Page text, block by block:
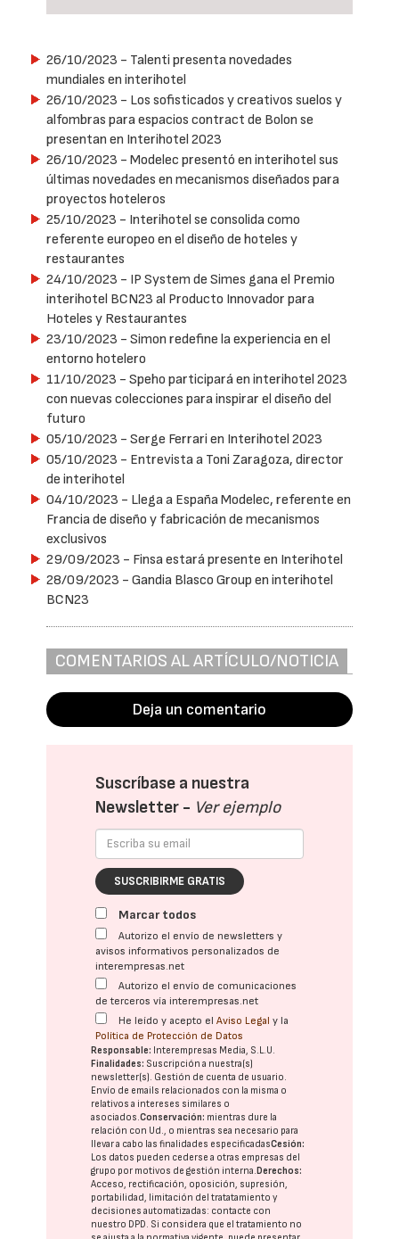
26/10/2023 - Talenti presenta novedades
mundiales en interihotel
26/10/2023 - Los sofisticados y creativos suelos y
alfombras para espacios contract de Bolon se
presentan en Interihotel 2023
26/10/2023 - Modelec presentó en interihotel sus
últimas novedades en mecanismos diseñados para
proyectos hoteleros
25/10/2023 - Interihotel se consolida como
referente europeo en el diseño de hoteles y
restaurantes
24/10/2023 - IP System de Simes gana el Premio
interihotel BCN23 al Producto Innovador para
Hoteles y Restaurantes
23/10/2023 - Simon redefine la experiencia en el
entorno hotelero
11/10/2023 - Speho participará en interihotel 2023
con nuevas colecciones para inspirar el diseño del
futuro
05/10/2023 - Serge Ferrari en Interihotel 2023
05/10/2023 - Entrevista a Toni Zaragoza, director
de interihotel
04/10/2023 - Llega a España Modelec, referente en
Francia de diseño y fabricación de mecanismos
exclusivos
29/09/2023 - Finsa estará presente en Interihotel
28/09/2023 - Gandia Blasco Group en interihotel
BCN23
COMENTARIOS AL ARTÍCULO/NOTICIA
Deja un comentario
Suscríbase a nuestra
Newsletter - Ver ejemplo
SUSCRIBIRME GRATIS
Marcar todos
Autorizo el envío de newsletters y
avisos informativos personalizados de
interempresas.net
Autorizo el envío de comunicaciones
de terceros vía interempresas.net
He leído y acepto elAviso Legal y la
Política de Protección de Datos
Responsable: Interempresas Media, S.L.U.
Finalidades: Suscripción a nuestra(s)
newsletter(s). Gestión de cuenta de usuario.
Envío de emails relacionados con la misma o
relativos a intereses similares o
asociados.Conservación: mientras dure la
relación con Ud., o mientras sea necesario para
llevar a cabo las finalidades especificadasCesión:
Los datos pueden cederse a otras empresas del
grupo por motivos de gestión interna.Derechos:
Acceso, rectificación, oposición, supresión,
portabilidad, limitación del tratatamiento y
decisiones automatizadas: contacte con
nuestro DPD . Si considera que el tratamiento no